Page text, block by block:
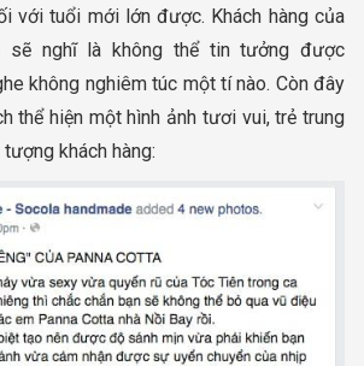
với tuổi mới lớn được. Khách hàng của
sẽ nghĩ là không thể tin tưởng được
không nghiêm túc một tí nào. Còn đây
thể hiện một hình ảnh tươi vui, trẻ trung
khách hàng: